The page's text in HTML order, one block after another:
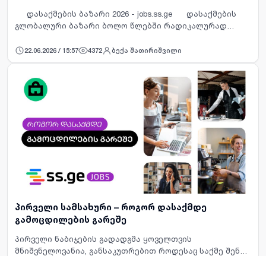
დასაქმების ბაზარი 2026 - jobs.ss.ge დასაქმების
გლობალური ბაზარი ბოლო წლებში რადიკალურად
რომლებიც ათი წლის წინ არ არსებობდა. მეორე მხრივ…
22.06.2026 / 15:57 4372 ბექა შათირიშვილი
პირველი სამსახური – როგორ დასაქმდე
გამოცდილების გარეშე
პირველი ნაბიჯების გადადგმა ყოველთვის
მნიშვნელოვანია, განსაკუთრებით როდესაც საქმე შენი